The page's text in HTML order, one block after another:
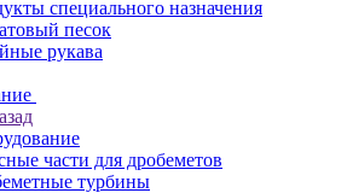
специального назначения
песок
рукава
части для дробеметов
турбины